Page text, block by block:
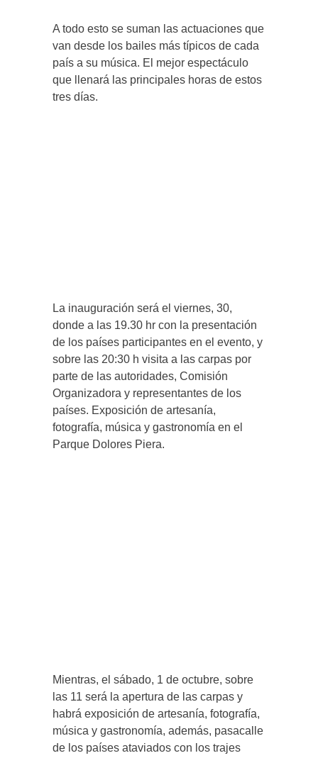
A todo esto se suman las actuaciones que
van desde los bailes más típicos de cada
país a su música. El mejor espectáculo
que llenará las principales horas de estos
tres días.
La inauguración será el viernes, 30,
donde a las 19.30 hr con la presentación
de los países participantes en el evento, y
sobre las 20:30 h visita a las carpas por
parte de las autoridades, Comisión
Organizadora y representantes de los
países. Exposición de artesanía,
fotografía, música y gastronomía en el
Parque Dolores Piera.
Mientras, el sábado, 1 de octubre, sobre
las 11 será la apertura de las carpas y
habrá exposición de artesanía, fotografía,
música y gastronomía, además, pasacalle
de los países ataviados con los trajes